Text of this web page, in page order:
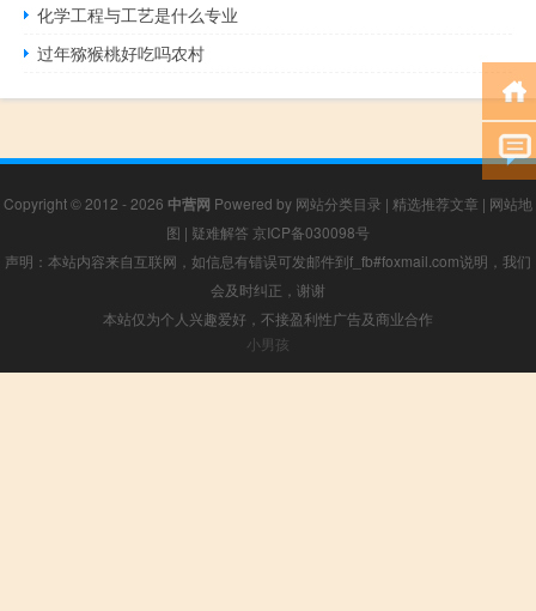
化学工程与工艺是什么专业
过年猕猴桃好吃吗农村
Copyright © 2012 - 2026 中营网 Powered by 网站分类目录 | 精选推荐文章 | 网站地
图 | 疑难解答 京ICP备030098号
声明：本站内容来自互联网，如信息有错误可发邮件到f_fb#foxmail.com说明，我们
会及时纠正，谢谢
本站仅为个人兴趣爱好，不接盈利性广告及商业合作
小男孩